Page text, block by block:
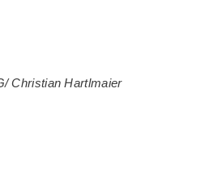
Christian Hartlmaier